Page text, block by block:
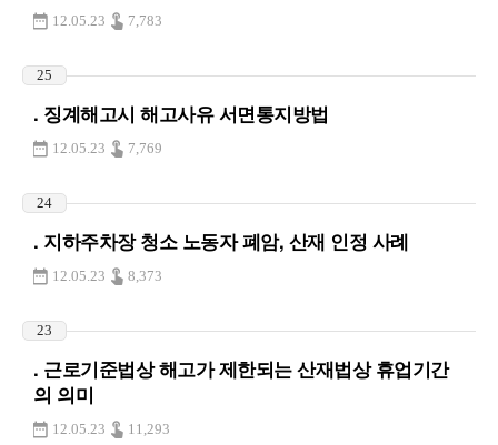
12.05.23 7,783
25
. 징계해고시 해고사유 서면통지방법
12.05.23 7,769
24
. 지하주차장 청소 노동자 폐암, 산재 인정 사례
12.05.23 8,373
23
. 근로기준법상 해고가 제한되는 산재법상 휴업기간
의 의미
12.05.23 11,293